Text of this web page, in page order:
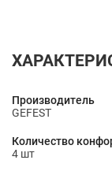
Производитель
GEFEST
Количество
4 шт